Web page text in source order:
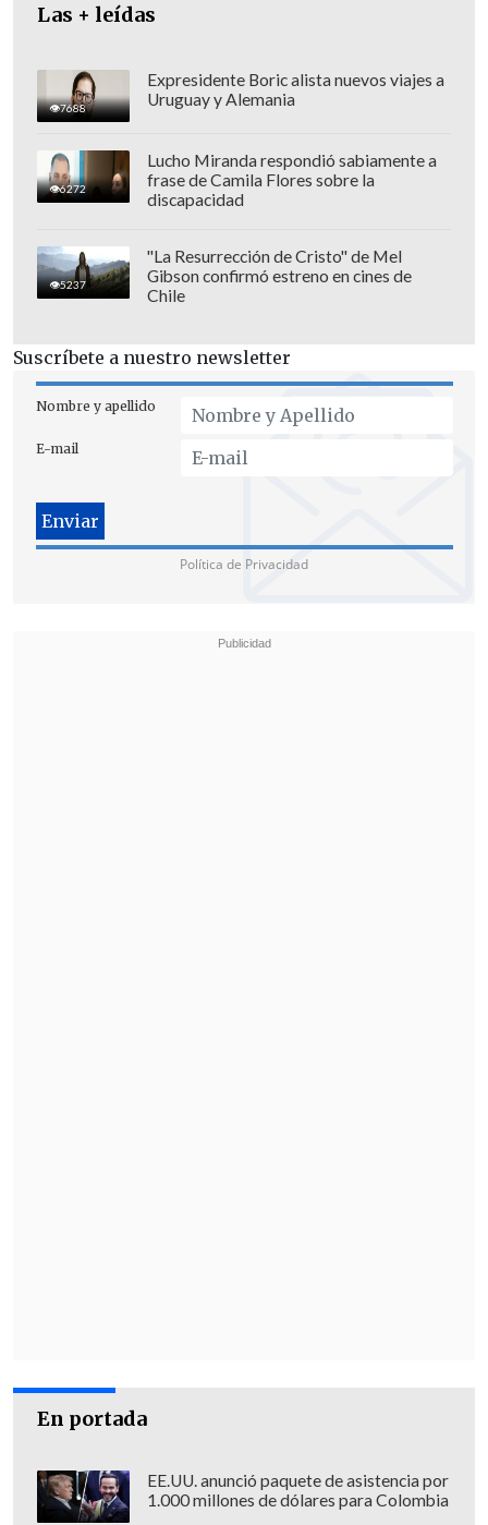
Las + leídas
7688
Expresidente Boric alista nuevos viajes a
Uruguay y Alemania
6272
Lucho Miranda respondió sabiamente a
frase de Camila Flores sobre la
discapacidad
5237
"La Resurrección de Cristo" de Mel
Gibson confirmó estreno en cines de
Chile
Suscríbete a nuestro newsletter
Nombre y apellido
E-mail
Política de Privacidad
En portada
EE.UU. anunció paquete de asistencia por
1.000 millones de dólares para Colombia